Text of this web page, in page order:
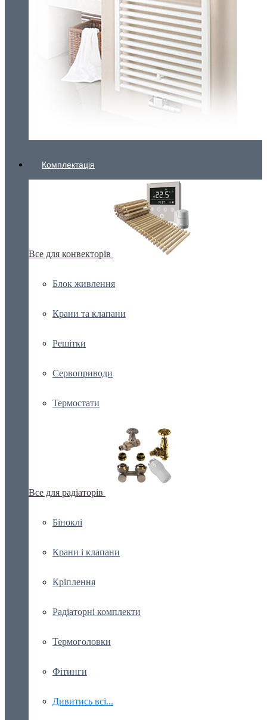
Комплектація
Все для конвекторів
Блок живлення
Крани та клапани
Решітки
Сервоприводи
Термостати
Все для радіаторів
Біноклі
Крани і клапани
Кріплення
Радіаторні комплекти
Термоголовки
Фітинги
Дивитись всі...